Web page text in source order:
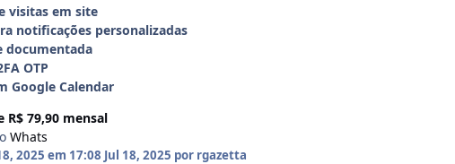
visitas em site
notificações personalizadas
documentada
OTP
Google Calendar
R$ 79,90 mensal
Whats
2025 em 17:08 Jul 18, 2025 por rgazetta